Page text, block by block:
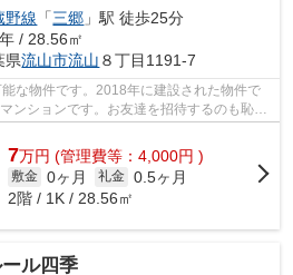
野線 「三郷 」駅 徒歩25分
/ 28.56㎡
県流山市流山 ８丁目1191-7
な物件です。2018年に建設された物件で
ンションです。お友達を招待するのも恥ず
越し予...
7万円 (管理費等：4,000円 )
敷金 0ヶ月 礼金 0.5ヶ月
2階 / 1K / 28.56㎡
ル四季